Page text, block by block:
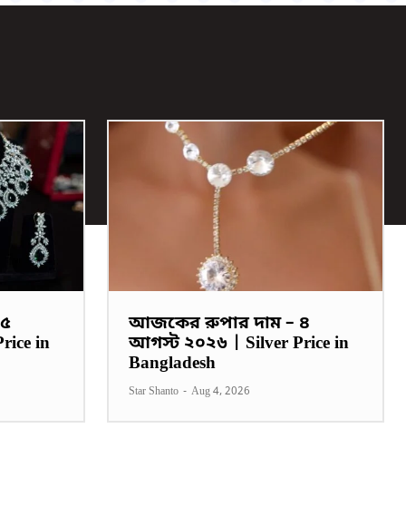
in
আজকের রুপার দাম – ৪
আগস্ট ২০২৬ | Silver Price in
Bangladesh
Star Shanto - Aug 4, 2026